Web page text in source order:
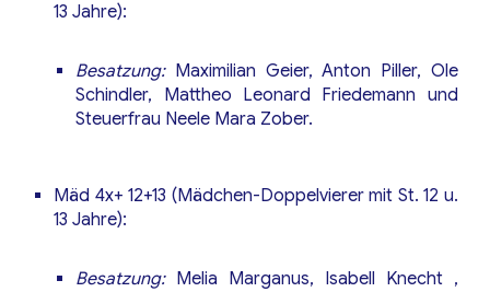
13 Jahre):
Besatzung:Maximilian Geier, Anton Piller, Ole
Schindler, Mattheo Leonard Friedemann und
Steuerfrau Neele Mara Zober.
Mäd 4x+ 12+13 (Mädchen-Doppelvierer mit St. 12 u.
13 Jahre):
Besatzung:Melia Marganus, Isabell Knecht ,